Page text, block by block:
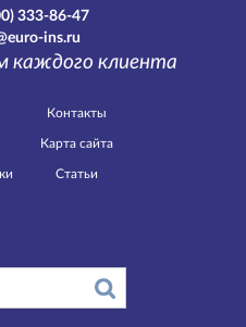
333-86-47
ins.ru
каждого клиента
Контакты
Карта сайта
Статьи